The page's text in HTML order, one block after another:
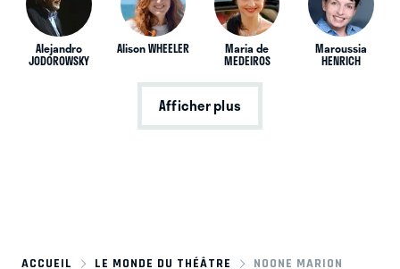
Alejandro
JODOROWSKY
Alison WHEELER Maria de
MEDEIROS
Maroussia
HENRICH
Afficher plus
ACCUEIL LE MONDE DU THÉÂTRE NOONE MARION